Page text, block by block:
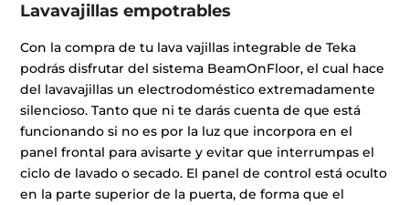
Lavavajillas empotrables
Con la compra de tu lava vajillas integrable de Teka
podrás disfrutar del sistema BeamOnFloor, el cual hace
del lavavajillas un electrodoméstico extremadamente
silencioso. Tanto que ni te darás cuenta de que está
funcionando si no es por la luz que incorpora en el
panel frontal para avisarte y evitar que interrumpas el
ciclo de lavado o secado. El panel de control está oculto
en la parte superior de la puerta, de forma que el